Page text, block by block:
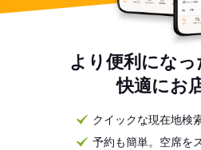
より便利にな
快適にお
クイックな現在地検
予約も簡単。空席を